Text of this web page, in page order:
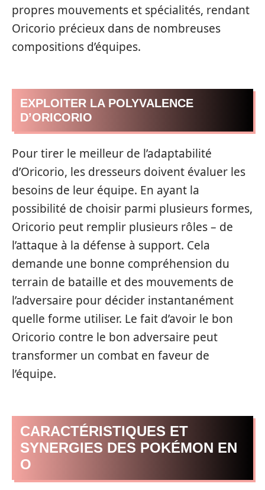
propres mouvements et spécialités, rendant
Oricorio précieux dans de nombreuses
compositions d’équipes.
EXPLOITER LA POLYVALENCE
D’ORICORIO
Pour tirer le meilleur de l’adaptabilité
d’Oricorio, les dresseurs doivent évaluer les
besoins de leur équipe. En ayant la
possibilité de choisir parmi plusieurs formes,
Oricorio peut remplir plusieurs rôles – de
l’attaque à la défense à support. Cela
demande une bonne compréhension du
terrain de bataille et des mouvements de
l’adversaire pour décider instantanément
quelle forme utiliser. Le fait d’avoir le bon
Oricorio contre le bon adversaire peut
transformer un combat en faveur de
l’équipe.
CARACTÉRISTIQUES ET
SYNERGIES DES POKÉMON EN
O